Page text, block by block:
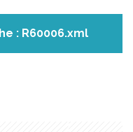
: R60006.xml